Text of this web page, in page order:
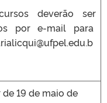
deverão ser
por e-mail para
19 de maio de